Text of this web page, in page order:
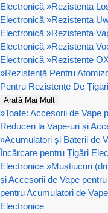
Electronică »Rezistenta
Electronică »Rezistenta
Electronică »Rezistenta
Electronică »Rezistenta
Electronică »Rezistente
»Rezistență Pentru
Pentru Rezistențe De
Arată Mai Mult
»Toate: Accesorii de Vape
Reduceri la Vape-uri și
»Acumulatori și Baterii de
Încărcare pentru Țigări
Electronice »Muștiucuri
și Accesorii de Vape
pentru Acumulatori de Vape
Electronice